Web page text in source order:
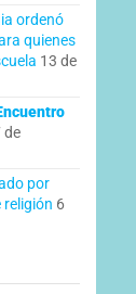
ordenó
quienes
13 de
de
por
religión 6